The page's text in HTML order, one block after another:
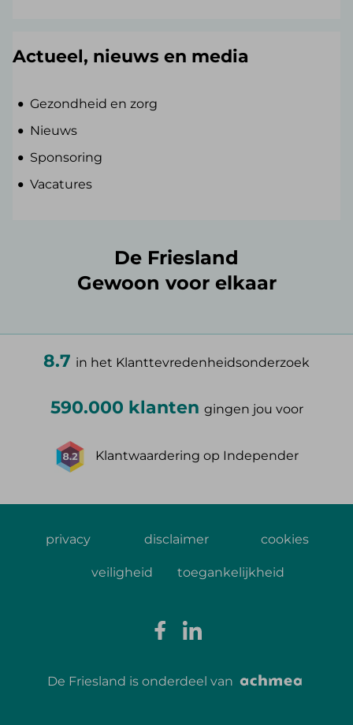
Actueel, nieuws en media
Gezondheid en zorg
Nieuws
Sponsoring
Vacatures
De Friesland
Gewoon voor elkaar
8.7 in het Klanttevredenheidsonderzoek
590.000 klanten gingen jou voor
Klantwaardering op Independer
privacy disclaimer cookies
veiligheid toegankelijkheid
De Friesland is onderdeel van